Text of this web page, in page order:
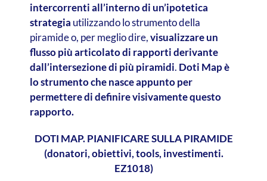
intercorrenti all’interno di un’ipotetica
strategia utilizzando lo strumento della
piramide o, per meglio dire,visualizzare un
flusso più articolato di rapporti derivante
dall’intersezione di più piramidi. Doti Map è
lo strumento che nasce appunto per
permettere di definire visivamente questo
rapporto.
DOTI MAP. PIANIFICARE SULLA PIRAMIDE
(donatori, obiettivi, tools, investimenti.
EZ1018)